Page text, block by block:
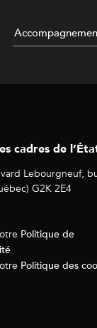
cadres de
Lebourgneuf,
G2K 2E4
Politique de
Politique des